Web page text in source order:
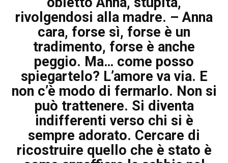
rivolgendosi alla madre. – Anna
cara, forse sì, forse è un
tradimento, forse è anche
peggio. Ma… come posso
spiegartelo? L’amore va via. E
non c’è modo di fermarlo. Non si
può trattenere. Si diventa
indifferenti verso chi si è
sempre adorato. Cercare di
ricostruire quello che è stato è